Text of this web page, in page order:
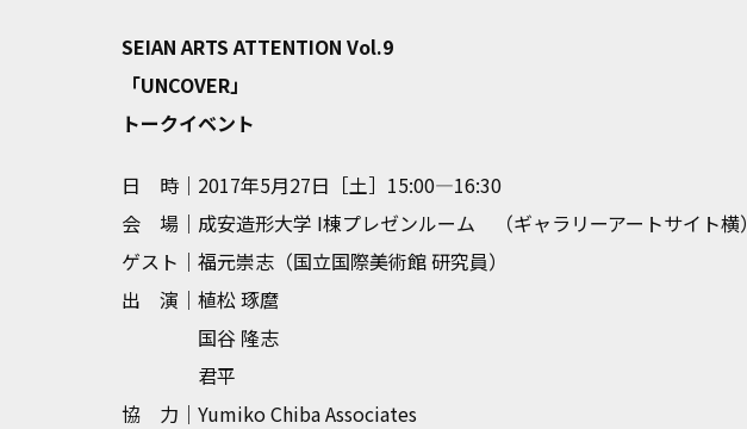
SEIAN ARTS ATTENTION Vol.9
「UNCOVER」
トークイベント
日 時｜ 2017年5月27日［土］15:00—16:30
会 場｜ 成安造形大学 I棟プレゼンルーム （ギャラリーアートサイト横）
ゲスト｜ 福元崇志（国立国際美術館 研究員）
出 演｜ 植松 琢麿
国谷 隆志
君平
協 力｜ Yumiko Chiba Associates